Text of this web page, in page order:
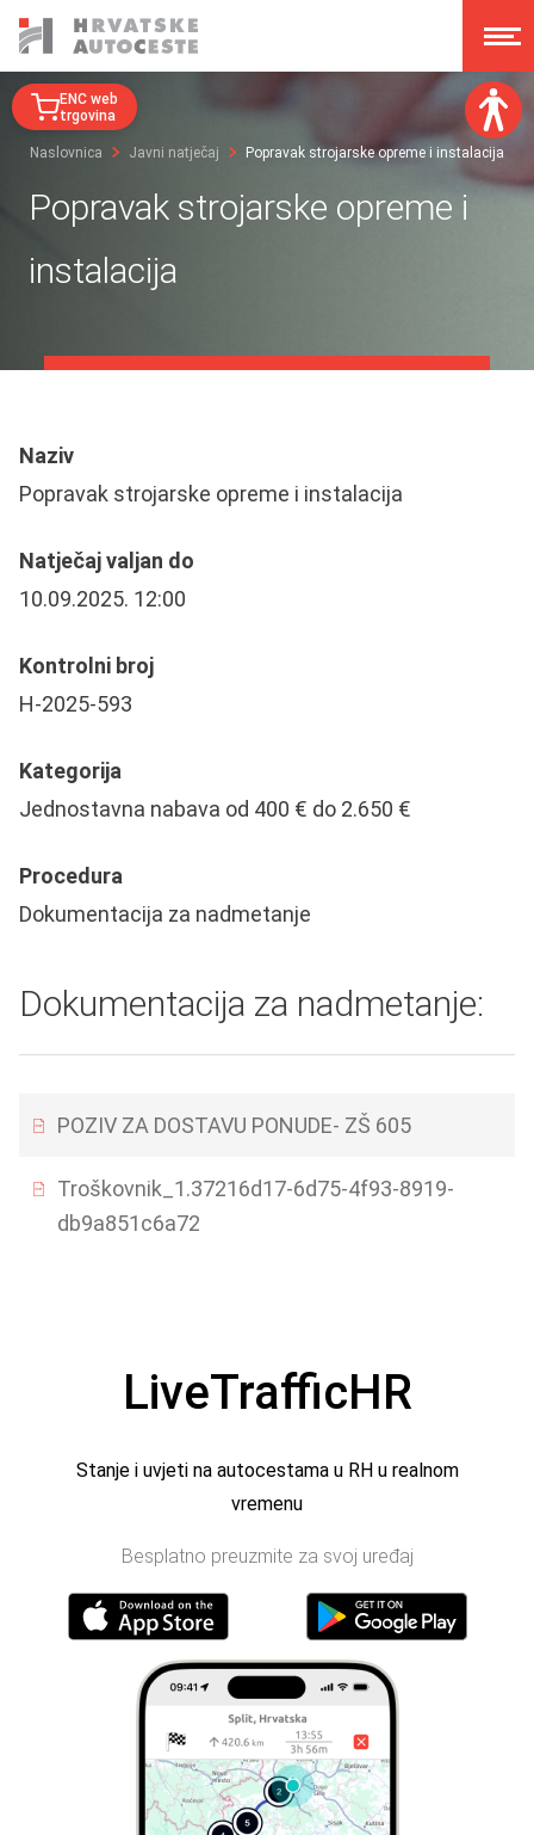
Veličina fonta:
A A A
ENC web
trgovina
Naslovnica Javni natječaj Popravak strojarske opreme i instalacija
Popravak strojarske opreme i
instalacija
Naziv
Popravak strojarske opreme i instalacija
Natječaj valjan do
10.09.2025. 12:00
Kontrolni broj
H-2025-593
Kategorija
Jednostavna nabava od 400 € do 2.650 €
Procedura
Dokumentacija za nadmetanje
Dokumentacija za nadmetanje:
POZIV ZA DOSTAVU PONUDE- ZŠ 605
Troškovnik_1.37216d17-6d75-4f93-8919-
db9a851c6a72
LiveTrafficHR
Stanje i uvjeti na autocestama u RH u realnom
vremenu
Besplatno preuzmite za svoj uređaj